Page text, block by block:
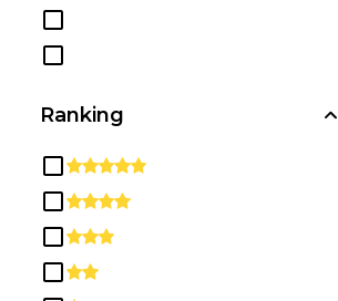
Filosofía y Estudios Religiosos
Educación para el Desarrollo /
Correctiva
Sociales
Historia
Ranking